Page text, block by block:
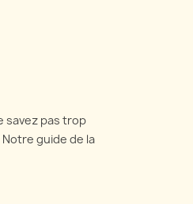
savez pas trop
guide de la